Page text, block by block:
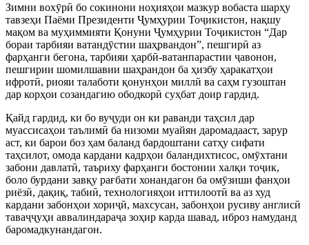
Зимни вохӯрӣ бо сокинони ноҳияҳои мазкур вобаста шарҳу
тавзеҳи Паёми Президенти Ҷумҳурии Тоҷикистон, нақшу
мақом ва муҳиммияти Қонуни Ҷумҳурии Тоҷикистон “Дар
бораи тарбияи ватандӯстии шаҳрвандон”, пешгирӣ аз
фарҳанги бегона, тарбияи ҳарбӣ-ватанпарастии ҷавонон,
пешгирии шомилшавии шаҳрандон ба ҳизбу ҳаракатҳои
ифротӣ, риояи талаботи қонунҳои миллӣ ва саҳм гузоштан
дар корҳои созандагию ободкорӣ суҳбат доир гардид.
Қайд гардид, ки бо вуҷуди он ки раванди таҳсил дар
муассисаҳои таълимӣ ба низоми муайян даромадааст, зарур
аст, ки барои боз ҳам баланд бардоштани сатҳу сифати
таҳсилот, омода кардани кадрҳои баландихтисос, омӯхтани
забони давлатӣ, таъриху фарҳанги бостонии халқи тоҷик,
боло бурдани завқу рағбати хонандагон ба омӯзиши фанҳои
риёзӣ, дақиқ, табиӣ, технологияҳои иттилоотӣ ва аз худ
кардани забонҳои хориҷӣ, махсусан, забонҳои русиву англисӣ
таваҷҷуҳи аввалиндараҷа зоҳир карда шавад, иброз намуданд
баромадкунандагон.